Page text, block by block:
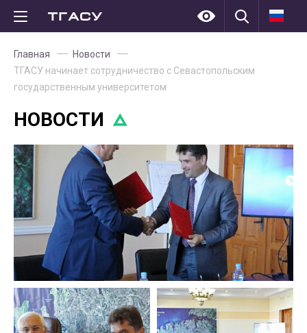
Главная
Новости
ТГАСУ начинает сотрудничество с Севастопольским
государственным университетом
НОВОСТИ